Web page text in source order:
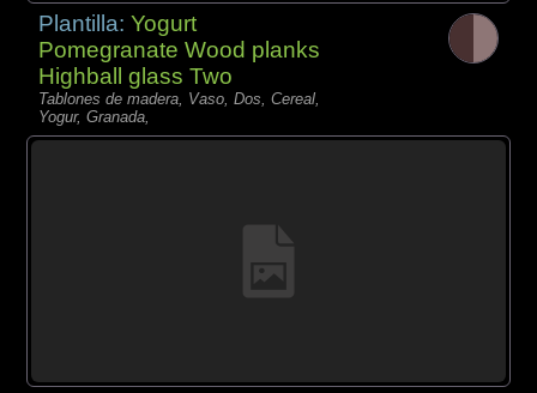
Plantilla:Yogurt
Pomegranate Wood planks
Highball glass Two
Tablones de madera, Vaso, Dos, Cereal,
Yogur, Granada,